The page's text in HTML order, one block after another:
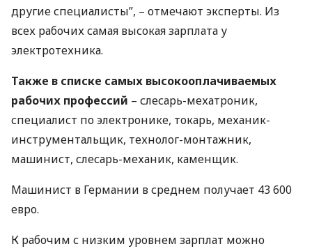
другие специалисты”, – отмечают эксперты. Из
всех рабочих самая высокая зарплата у
электротехника.
Также в списке самых высокооплачиваемых
рабочих профессий – слесарь-мехатроник,
специалист по электронике, токарь, механик-
инструментальщик, технолог-монтажник,
машинист, слесарь-механик, каменщик.
Машинист в Германии в среднем получает 43 600
евро.
К рабочим с низким уровнем зарплат можно